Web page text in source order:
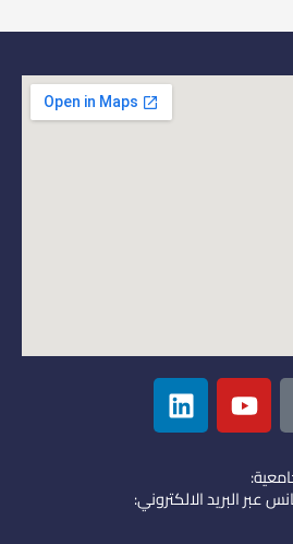
Y
o
u
u
b
L
i
n
e
d
عبر البريد الالكتروني: